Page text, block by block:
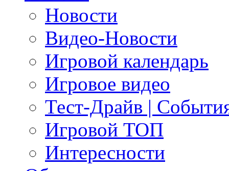
Новости
Видео-Новости
Игровой календарь
Игровое видео
Тест-Драйв |
Игровой ТОП
Интересности